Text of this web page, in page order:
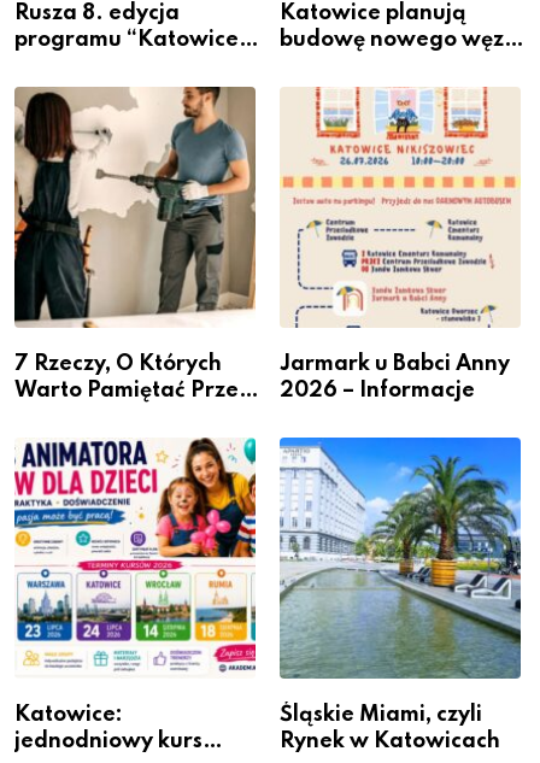
Rusza 8. edycja
programu “Katowice
– nabór dla
przedsiębiorców
Katowice planują
budowę nowego węzła
Podlesiu
7 Rzeczy, O Których
Warto Pamiętać Przed
Jarmark u Babci Anny
2026 – Informacje
Katowice:
jednodniowy kurs
Śląskie Miami, czyli
Rynek w Katowicach